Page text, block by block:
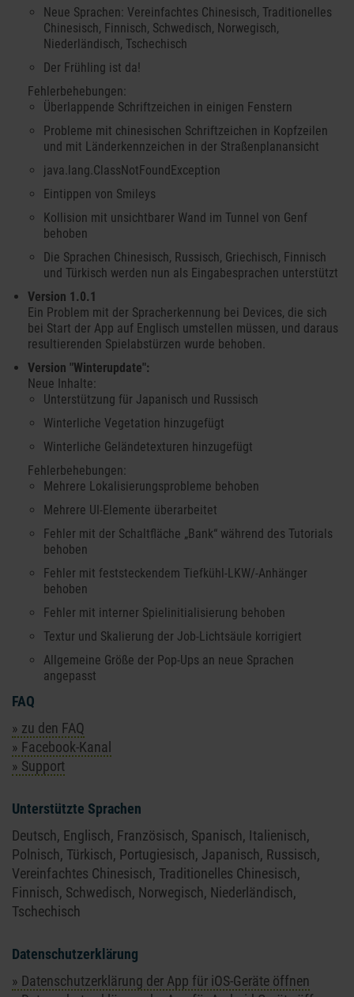
Neue Sprachen: Vereinfachtes Chinesisch, Traditionelles
Chinesisch, Finnisch, Schwedisch, Norwegisch,
Niederländisch, Tschechisch
Der Frühling ist da!
Fehlerbehebungen:
Überlappende Schriftzeichen in einigen Fenstern
Probleme mit chinesischen Schriftzeichen in Kopfzeilen
und mit Länderkennzeichen in der Straßenplanansicht
java.lang.ClassNotFoundException
Eintippen von Smileys
Kollision mit unsichtbarer Wand im Tunnel von Genf
behoben
Die Sprachen Chinesisch, Russisch, Griechisch, Finnisch
und Türkisch werden nun als Eingabesprachen unterstützt
Version 1.0.1
Ein Problem mit der Spracherkennung bei Devices, die sich
bei Start der App auf Englisch umstellen müssen, und daraus
resultierenden Spielabstürzen wurde behoben.
Version "Winterupdate":
Neue Inhalte:
Unterstützung für Japanisch und Russisch
Winterliche Vegetation hinzugefügt
Winterliche Geländetexturen hinzugefügt
Fehlerbehebungen:
Mehrere Lokalisierungsprobleme behoben
Mehrere UI-Elemente überarbeitet
Fehler mit der Schaltfläche „Bank“ während des Tutorials
behoben
Fehler mit feststeckendem Tiefkühl-LKW/-Anhänger
behoben
Fehler mit interner Spielinitialisierung behoben
Textur und Skalierung der Job-Lichtsäule korrigiert
Allgemeine Größe der Pop-Ups an neue Sprachen
angepasst
FAQ
» zu den FAQ
» Facebook-Kanal
» Support
Unterstützte Sprachen
Deutsch, Englisch, Französisch, Spanisch, Italienisch,
Polnisch, Türkisch, Portugiesisch, Japanisch, Russisch,
Vereinfachtes Chinesisch, Traditionelles Chinesisch,
Finnisch, Schwedisch, Norwegisch, Niederländisch,
Tschechisch
Datenschutzerklärung
» Datenschutzerklärung der App für iOS-Geräte öffnen